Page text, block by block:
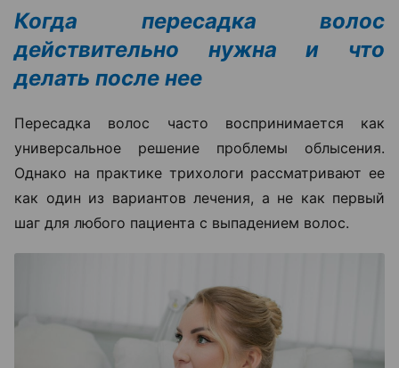
Когда пересадка волос
действительно нужна и что
делать после нее
Пересадка волос часто воспринимается как
универсальное решение проблемы облысения.
Однако на практике трихологи рассматривают ее
как один из вариантов лечения, а не как первый
шаг для любого пациента с выпадением волос.